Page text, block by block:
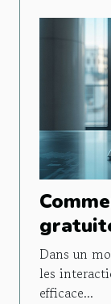
la
client
Dans un
les
efficace...